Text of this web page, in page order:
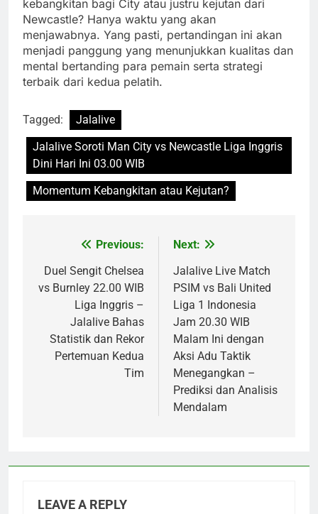
kebangkitan bagi City atau justru kejutan dari
Newcastle? Hanya waktu yang akan
menjawabnya. Yang pasti, pertandingan ini akan
menjadi panggung yang menunjukkan kualitas dan
mental bertanding para pemain serta strategi
terbaik dari kedua pelatih.
Tagged:
Jalalive
Jalalive Soroti Man City vs Newcastle Liga Inggris
Dini Hari Ini 03.00 WIB
Momentum Kebangkitan atau Kejutan?
navigation
Previous:
Duel Sengit Chelsea
vs Burnley 22.00 WIB
Liga Inggris –
Jalalive Bahas
Statistik dan Rekor
Pertemuan Kedua
Tim
Next:
Jalalive Live Match
PSIM vs Bali United
Liga 1 Indonesia
Jam 20.30 WIB
Malam Ini dengan
Aksi Adu Taktik
Menegangkan –
Prediksi dan Analisis
Mendalam
LEAVE A REPLY